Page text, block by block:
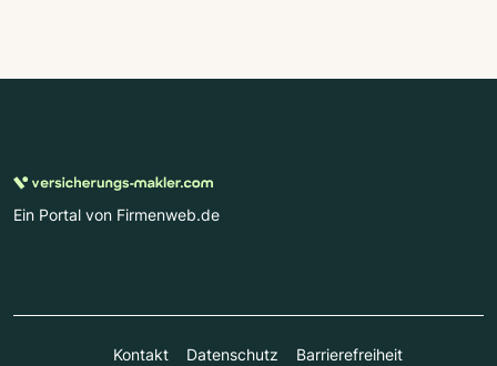
Ein Portal von Firmenweb.de
Kontakt Datenschutz
Barrierefreiheit